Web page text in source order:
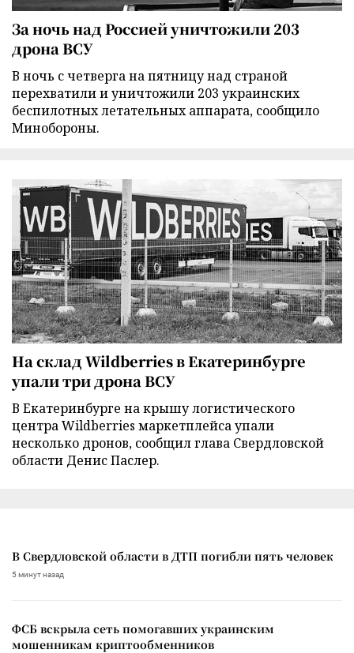
За ночь над Россией уничтожили 203
дрона ВСУ
В ночь с четверга на пятницу над страной
перехватили и уничтожили 203 украинских
беспилотных летательных аппарата, сообщило
Минобороны.
На склад Wildberries в Екатеринбурге
упали три дрона ВСУ
В Екатеринбурге на крышу логистического
центра Wildberries маркетплейса упали
несколько дронов, сообщил глава Свердловской
области Денис Паслер.
В Свердловской области в ДТП погибли пять человек
5 минут назад
ФСБ вскрыла сеть помогавших украинским
мошенникам криптообменников